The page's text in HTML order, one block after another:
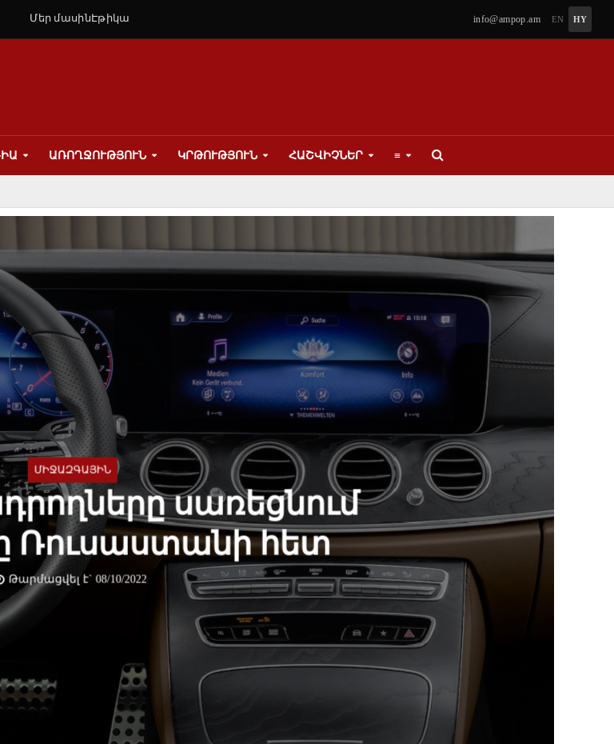
Մեր մասինԷթիկա info@ampop.am EN HY
ԱՌՈՂՋՈՒԹՅՈՒՆ ԿՐԹՈՒԹՅՈՒՆ ՀԱՇՎԻՉՆԵՐ ≡
ՄԻՋԱԶԳԱՅԻՆ
սառեցնում
Ռուսաստանի հետ
Թարմացվել է` 08/10/2022